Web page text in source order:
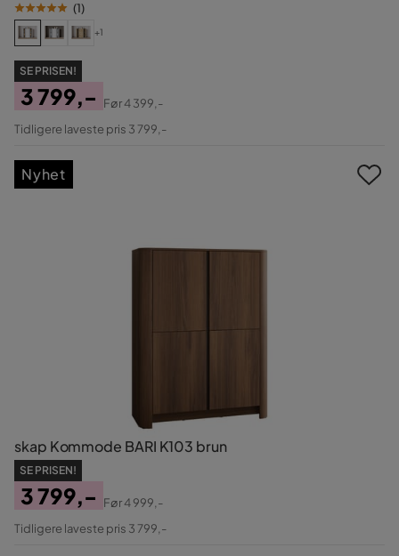
(1)
+1
SE PRISEN!
Pris
3 799,-
Original
Før4 399,-
Tidligere laveste pris 3 799,-
skap Kommode BARI K103 brun
SE PRISEN!
Pris
3 799,-
Original
Før4 999,-
Tidligere laveste pris 3 799,-
Nyhet